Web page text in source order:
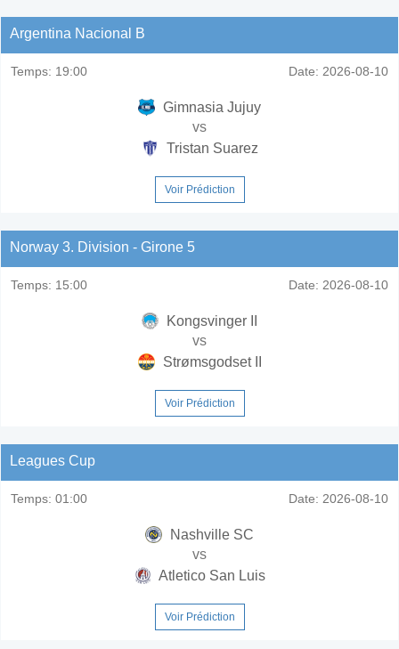
Argentina Nacional B
Temps: 19:00 Date: 2026-08-10
Gimnasia Jujuy
vs
Tristan Suarez
Voir Prédiction
Norway 3. Division - Girone 5
Temps: 15:00 Date: 2026-08-10
Kongsvinger II
vs
Strømsgodset II
Voir Prédiction
Leagues Cup
Temps: 01:00 Date: 2026-08-10
Nashville SC
vs
Atletico San Luis
Voir Prédiction